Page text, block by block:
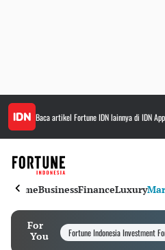
Baca artikel Fortune IDNlainnya di IDN App
HomeBusinessFinanceLuxury
For
You
Fortune Indonesia Investment